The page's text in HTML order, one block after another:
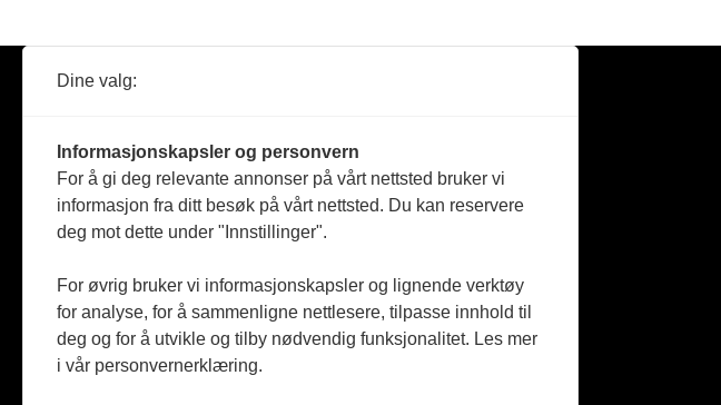
Reportasje
Produkter
Jobbmarked
Dine valg:
Informasjonskapsler og personvern
For å gi deg relevante annonser på vårt nettsted bruker vi
informasjon fra ditt besøk på vårt nettsted. Du kan reservere
deg mot dette under "Innstillinger".
For øvrig bruker vi informasjonskapsler og lignende verktøy
for analyse, for å sammenligne nettlesere, tilpasse innhold til
deg og for å utvikle og tilby nødvendig funksjonalitet. Les mer
i vår personvernerklæring.